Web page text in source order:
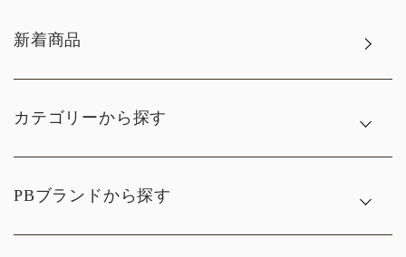
新着商品
カテゴリーから探す
PBブランドから探す